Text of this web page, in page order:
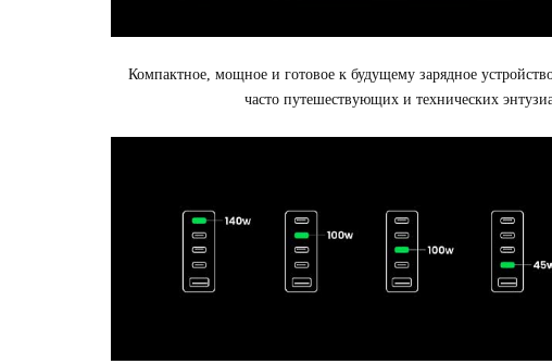
Компактное, мощное и готовое к будущему зарядное
часто путешествующих и технических